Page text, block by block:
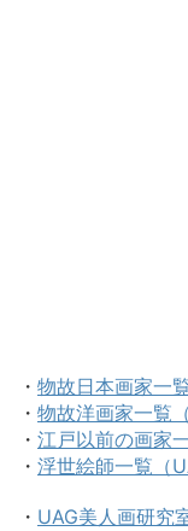
・ 物故日本画家一
・ 物故洋画家一覧
・ 江戸以前の画家
・ 浮世絵師一覧（
・ UAG美人画研究